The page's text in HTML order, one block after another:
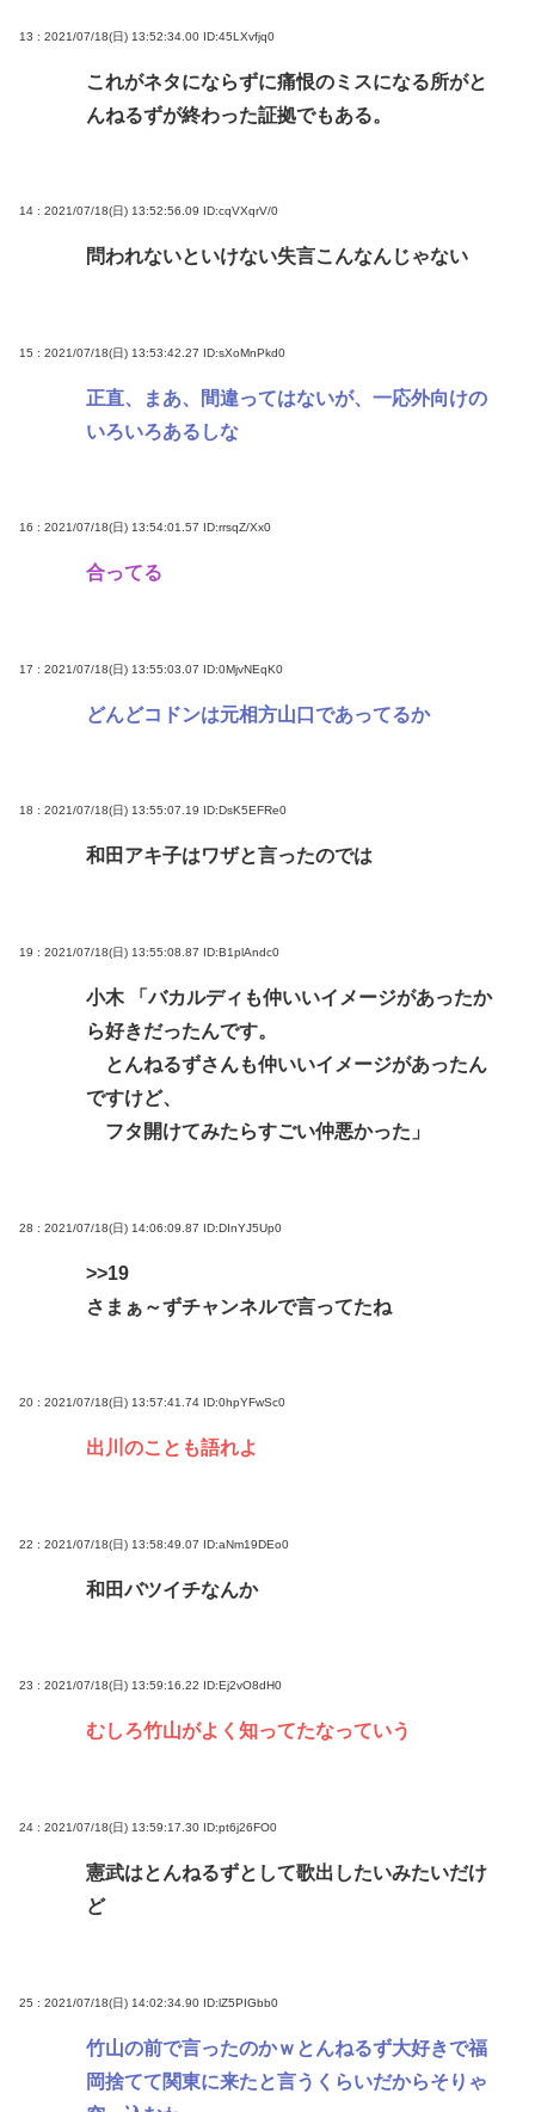
13 : 2021/07/18(日) 13:52:34.00 ID:45LXvfjq0
これがネタにならずに痛恨のミスになる所がと
んねるずが終わった証拠でもある。
14 : 2021/07/18(日) 13:52:56.09 ID:cqVXqrV/0
問われないといけない失言こんなんじゃない
15 : 2021/07/18(日) 13:53:42.27 ID:sXoMnPkd0
正直、まあ、間違ってはないが、一応外向けの
いろいろあるしな
16 : 2021/07/18(日) 13:54:01.57 ID:rrsqZ/Xx0
合ってる
17 : 2021/07/18(日) 13:55:03.07 ID:0MjvNEqK0
どんどコドンは元相方山口であってるか
18 : 2021/07/18(日) 13:55:07.19 ID:DsK5EFRe0
和田アキ子はワザと言ったのでは
19 : 2021/07/18(日) 13:55:08.87 ID:B1plAndc0
小木 「バカルディも仲いいイメージがあったか
ら好きだったんです。
とんねるずさんも仲いいイメージがあったん
ですけど、
フタ開けてみたらすごい仲悪かった」
28 : 2021/07/18(日) 14:06:09.87 ID:DInYJ5Up0
>>19
さまぁ～ずチャンネルで言ってたね
20 : 2021/07/18(日) 13:57:41.74 ID:0hpYFwSc0
出川のことも語れよ
22 : 2021/07/18(日) 13:58:49.07 ID:aNm19DEo0
和田バツイチなんか
23 : 2021/07/18(日) 13:59:16.22 ID:Ej2vO8dH0
むしろ竹山がよく知ってたなっていう
24 : 2021/07/18(日) 13:59:17.30 ID:pt6j26FO0
憲武はとんねるずとして歌出したいみたいだけ
ど
25 : 2021/07/18(日) 14:02:34.90 ID:lZ5PIGbb0
竹山の前で言ったのかｗとんねるず大好きで福
岡捨てて関東に来たと言うくらいだからそりゃ